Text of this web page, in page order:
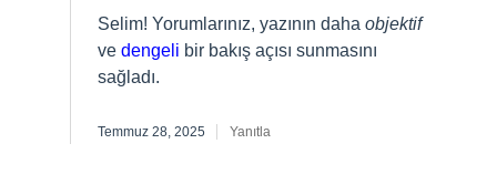
Selim! Yorumlarınız, yazının daha objektif
ve dengeli bir bakış açısı sunmasını
sağladı.
Temmuz 28, 2025 Yanıtla